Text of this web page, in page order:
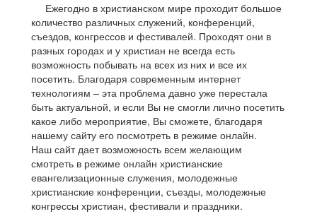
Ежегодно в христианском мире проходит большое
количество различных служений, конференций,
съездов, конгрессов и фестивалей. Проходят они в
разных городах и у христиан не всегда есть
возможность побывать на всех из них и все их
посетить. Благодаря современным интернет
технологиям – эта проблема давно уже перестала
быть актуальной, и если Вы не смогли лично посетить
какое либо мероприятие, Вы сможете, благодаря
нашему сайту его посмотреть в режиме онлайн.
Наш сайт дает возможность всем желающим
смотреть в режиме онлайн христианские
евангелизационные служения, молодежные
христианские конференции, съезды, молодежные
конгрессы христиан, фестивали и праздники.